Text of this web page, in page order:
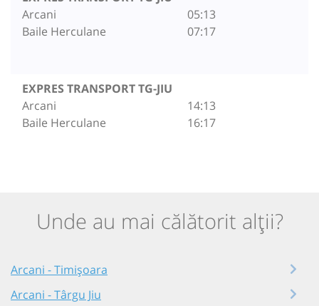
Arcani
Baile Herculane
05:13
07:17
EXPRES TRANSPORT TG-JIU
Arcani
Baile Herculane
14:13
16:17
Unde au mai călătorit alții?
Arcani - Timișoara
Arcani - Târgu Jiu